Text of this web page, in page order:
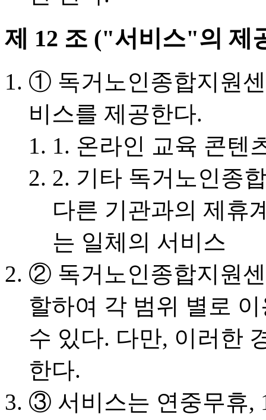
제 12 조 ("서비스"의 제
① 독거노인종합지원
비스를 제공한다.
1. 온라인 교육 콘텐
2. 기타 독거노인종
다른 기관과의 제휴
는 일체의 서비스
② 독거노인종합지원
할하여 각 범위 별로
수 있다. 다만, 이러한
한다.
③ 서비스는 연중무휴,